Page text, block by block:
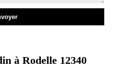
à Rodelle 12340